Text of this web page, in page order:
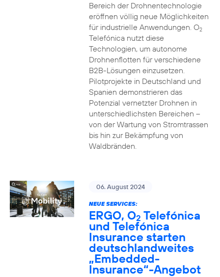
Bereich der Drohnentechnologie
eröffnen völlig neue Möglichkeiten
für industrielle Anwendungen. O2
Telefónica nutzt diese
Technologien, um autonome
Drohnenflotten für verschiedene
B2B-Lösungen einzusetzen.
Pilotprojekte in Deutschland und
Spanien demonstrieren das
Potenzial vernetzter Drohnen in
unterschiedlichsten Bereichen –
von der Wartung von Stromtrassen
bis hin zur Bekämpfung von
Waldbränden.
06. August 2024
NEUE SERVICES:
ERGO, O2 Telefónica
und Telefónica
Insurance starten
deutschlandweites
„Embedded-
Insurance“-Angebot